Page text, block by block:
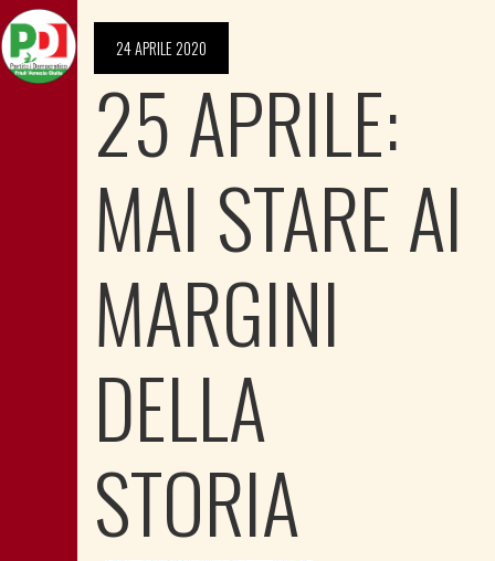
24 APRILE 2020
25 APRILE:
MAI STARE AI
MARGINI
DELLA
STORIA